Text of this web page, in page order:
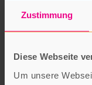
Zustimmung
Diese Webseite
Um unsere
Dr. Katrin
Camino